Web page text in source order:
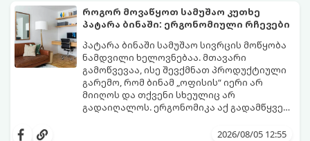
როგორ მოვაწყოთ სამუშაო კუთხე
პატარა ბინაში: ერგონომიული რჩევები
პატარა ბინაში სამუშაო სივრცის მოწყობა
ნამდვილი ხელოვნებაა. მთავარი
გამოწვევაა, ისე შევქმნათ პროდუქტიული
გარემო, რომ ბინამ „ოფისის“ იერი არ
მიიღოს და თქვენი სხეულიც არ
გადაიღალოს. ერგონომიკა აქ გადამწყვეტ
2026/08/05 12:55